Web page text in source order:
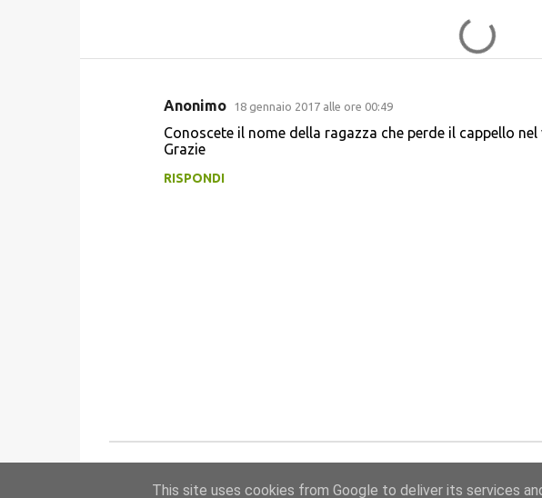
Anonimo 18 gennaio 2017 alle ore 00:49
Conoscete il nome della ragazza che perde il cappello nel
Grazie
RISPONDI
This site uses cookies from Google to deliver its services